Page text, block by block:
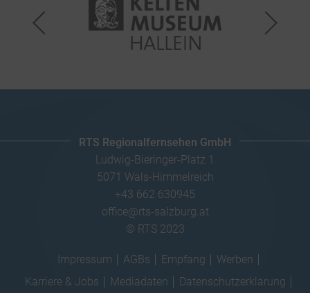
RTS Regionalfernsehen GmbH
Ludwig-Bieringer-Platz 1
5071 Wals-Himmelreich
+43 662 630945
office@rts-salzburg.at
© RTS 2023
Impressum AGBs Empfang
Werben
Karriere & Jobs
Mediadaten Datenschutzerklärung